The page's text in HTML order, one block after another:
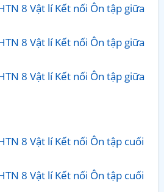
8 Vật lí Kết nối Ôn tập giữa
8 Vật lí Kết nối Ôn tập giữa
8 Vật lí Kết nối Ôn tập giữa
8 Vật lí Kết nối Ôn tập cuối
8 Vật lí Kết nối Ôn tập cuối